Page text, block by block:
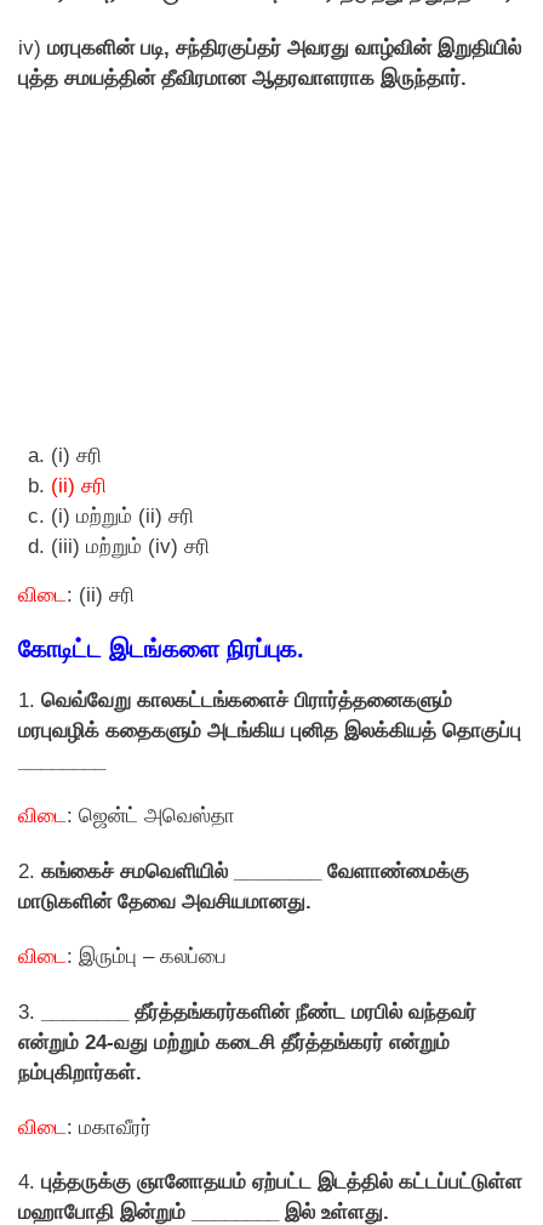
iv) மரபுகளின் படி, சந்திரகுப்தர் அவரது வாழ்வின் இறுதியில்
புத்த சமயத்தின் தீவிரமான ஆதரவாளராக இருந்தார்.
(i) சரி
(ii) சரி
(i) மற்றும் (ii) சரி
(iii) மற்றும் (iv) சரி
விடை : (ii) சரி
கோடிட்ட இடங்களை நிரப்புக.
1. வெவ்வேறு காலகட்டங்களைச் பிரார்த்தனைகளும்
மரபுவழிக் கதைகளும் அடங்கிய புனித இலக்கியத் தொகுப்பு
விடை: ஜென்ட் அவெஸ்தா
2. கங்கைச் சமவெளியில் ________ வேளாண்மைக்கு
மாடுகளின் தேவை அவசியமானது.
விடை: இரும்பு – கலப்பை
3.
________ தீர்த்தங்கரர்களின் நீண்ட மரபில் வந்தவர்
என்றும் 24-வது மற்றும் கடைசி தீர்த்தங்கரர் என்றும்
நம்புகிறார்கள்.
விடை: மகாவீரர்
4. புத்தருக்கு ஞானோதயம் ஏற்பட்ட இடத்தில் கட்டப்பட்டுள்ள
மஹாபோதி இன்றும் ________ இல் உள்ளது.